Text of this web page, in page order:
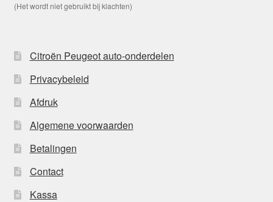
(Het wordt niet gebruikt bij klachten)
Citroën Peugeot auto-onderdelen
Privacybeleid
Afdruk
Algemene voorwaarden
Betalingen
Contact
Kassa